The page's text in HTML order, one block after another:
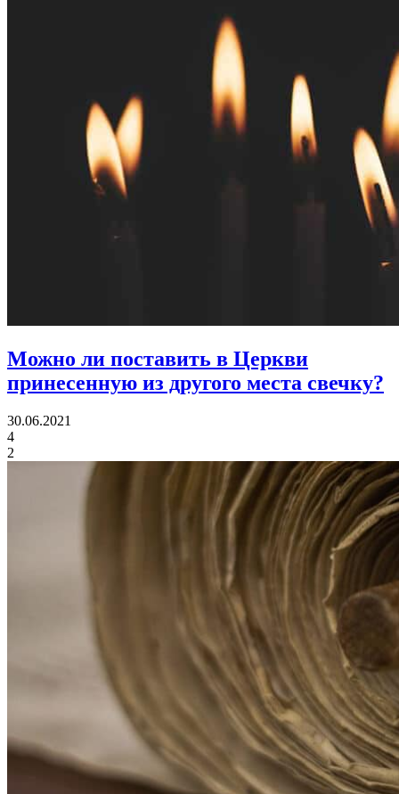
Можно ли поставить в Церкви
принесенную из другого места свечку?
30.06.2021
4
2